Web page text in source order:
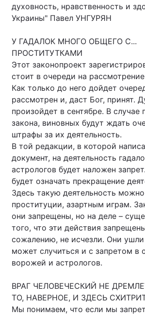
духовность, нравственность и
Украины" Павел УНГУРЯН
У ГАДАЛОК МНОГО ОБЩЕГО С...
ПРОСТИТУТКАМИ
Этот законопроект
стоит в очереди на
Как только до него дойдет
рассмотрен и, даст Бог, принят.
произойдет в сентябре. В случае
закона, виновных будут ждать
штрафы за их деятельность.
В той редакции, в которой
документ, на деятельность
астрологов будет наложен
будет означать прекращение
Здесь такую деятельность
проституции, азартным играм.
они запрещены, но на деле –
того, что эти действия
сожалению, не исчезли. Они
может случиться и с запретом в
ворожей и астрологов.
ВРАГ ЧЕЛОВЕЧЕСКИЙ НЕ
ТО, НАВЕРНОЕ, И ЗДЕСЬ
Мы понимаем, что если мы